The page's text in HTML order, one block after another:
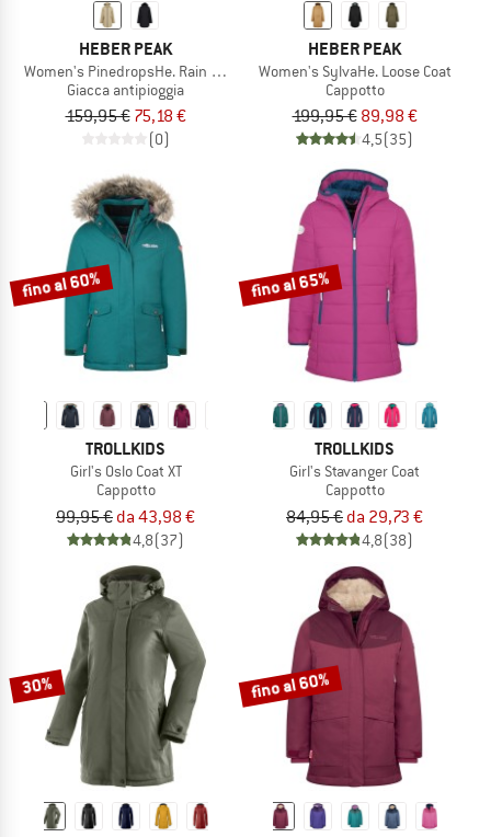
HEBER PEAK
Women's PinedropsHe. Rain Coat II
Giacca antipioggia
159,95 € 75,18 €
(0)
HEBER PEAK
Women's SylvaHe. Loose Coat
Cappotto
199,95 € 89,98 €
4,5(35)
fino al 60%
TROLLKIDS
Girl's Oslo Coat XT
Cappotto
99,95 € da 43,98 €
4,8(37)
fino al 65%
TROLLKIDS
Girl's Stavanger Coat
Cappotto
84,95 € da 29,73 €
4,8(38)
30% fino al 60%